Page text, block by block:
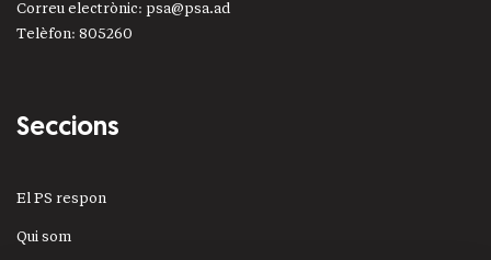
Correu electrònic: psa@psa.ad
Telèfon: 805260
Seccions
El PS respon
Qui som